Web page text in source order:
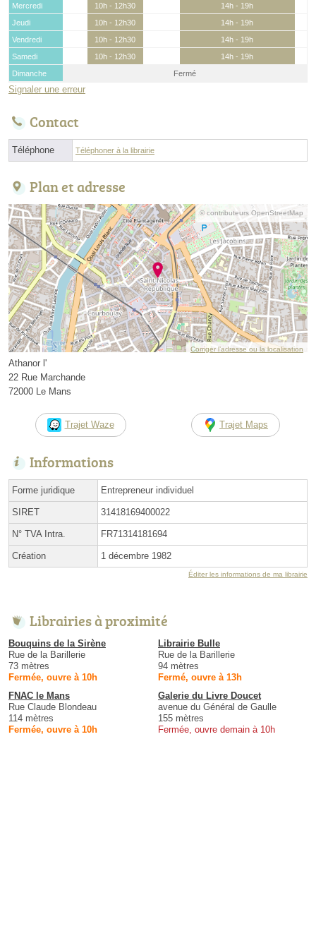
Mercredi
10h - 12h30
14h - 19h
Jeudi
10h - 12h30
14h - 19h
Vendredi
10h - 12h30
14h - 19h
Samedi
10h - 12h30
14h - 19h
Dimanche
Fermé
Signaler une erreur
Contact
Téléphone Téléphoner à la librairie
Plan et adresse
© contributeurs OpenStreetMap
Corriger l’adresse ou la localisation
Athanor l'
22 Rue Marchande
72000 Le Mans
Trajet Waze Trajet Maps
Informations
Forme juridique Entrepreneur individuel
SIRET 31418169400022
N° TVA Intra. FR71314181694
Création 1 décembre 1982
Éditer les informations de ma librairie
Librairies à proximité
Bouquins de la Sirène
Rue de la Barillerie
73 mètres
Fermée, ouvre à 10h
Librairie Bulle
Rue de la Barillerie
94 mètres
Fermé, ouvre à 13h
FNAC le Mans
Rue Claude Blondeau
114 mètres
Fermée, ouvre à 10h
Galerie du Livre Doucet
avenue du Général de Gaulle
155 mètres
Fermée, ouvre demain à 10h